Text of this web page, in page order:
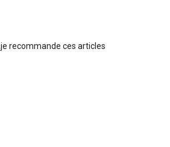
recommande ces articles